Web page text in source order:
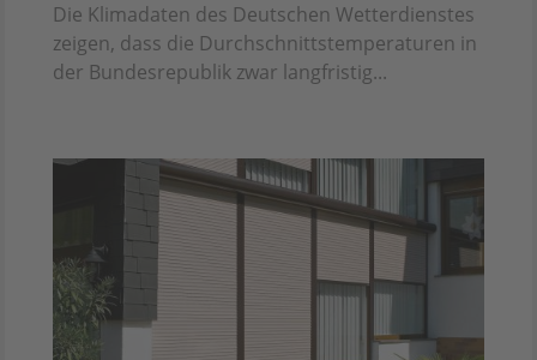
Die Klimadaten des Deutschen Wetterdienstes
zeigen, dass die Durchschnittstemperaturen in
der Bundesrepublik zwar langfristig...